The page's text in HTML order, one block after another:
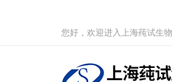
您好，欢迎进入上海莼试生